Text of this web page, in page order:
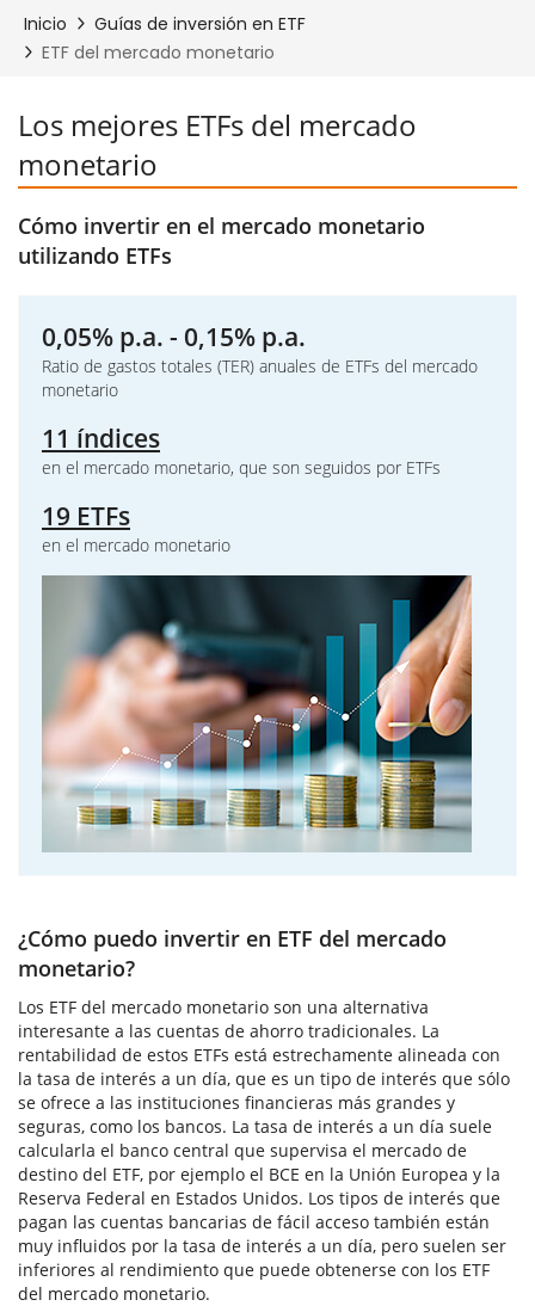
Los mejores ETFs del mercado
monetario
Cómo invertir en el mercado monetario
utilizando ETFs
0,05% p.a. - 0,15% p.a.
Ratio de gastos totales (TER) anuales de ETFs del mercado
monetario
11 índices
en el mercado monetario, que son seguidos por ETFs
19 ETFs
en el mercado monetario
¿Cómo puedo invertir en ETF del mercado
monetario?
Los ETF del mercado monetario son una alternativa
interesante a las cuentas de ahorro tradicionales. La
rentabilidad de estos ETFs está estrechamente alineada con
la tasa de interés a un día, que es un tipo de interés que sólo
se ofrece a las instituciones financieras más grandes y
seguras, como los bancos. La tasa de interés a un día suele
calcularla el banco central que supervisa el mercado de
destino del ETF, por ejemplo el BCE en la Unión Europea y la
Reserva Federal en Estados Unidos. Los tipos de interés que
pagan las cuentas bancarias de fácil acceso también están
muy influidos por la tasa de interés a un día, pero suelen ser
inferiores al rendimiento que puede obtenerse con los ETF
del mercado monetario.